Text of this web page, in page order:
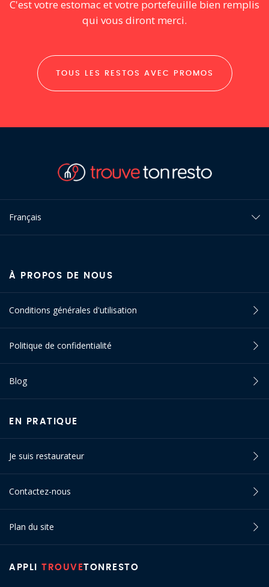
C'est votre estomac et votre portefeuille bien remplis
qui vous diront merci.
TOUS LES RESTOS AVEC PROMOS
Français
APPLI TROUVETONRESTO
À PROPOS DE NOUS
Conditions générales d'utilisation
Politique de confidentialité
Blog
EN PRATIQUE
Je suis restaurateur
Contactez-nous
Plan du site